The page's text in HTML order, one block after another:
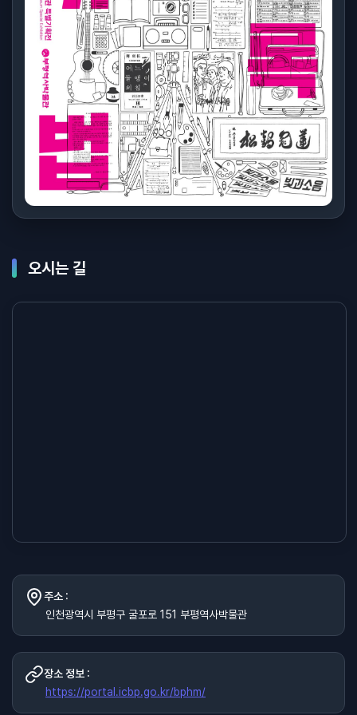
오시는 길
주소 :
인천광역시 부평구 굴포로 151 부평역사박물관
장소 정보 :
https://portal.icbp.go.kr/bphm/